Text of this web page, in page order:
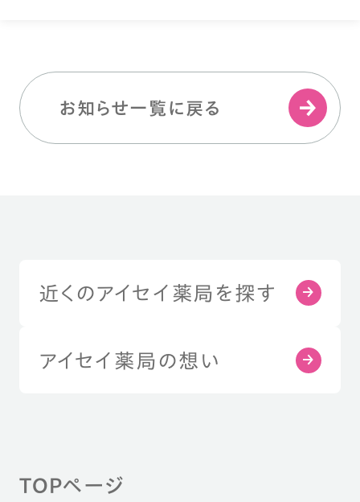
お知らせ一覧に戻る
近くのアイセイ薬局を探す
アイセイ薬局の想い
TOPページ